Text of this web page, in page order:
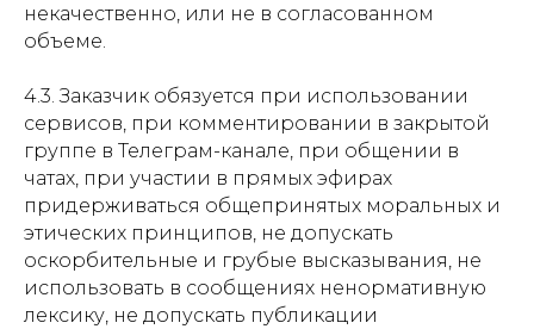
некачественно, или не в согласованном
объеме.
4.3. Заказчик обязуется при использовании
сервисов, при комментировании в закрытой
группе в Телеграм-канале, при общении в
чатах, при участии в прямых эфирах
придерживаться общепринятых моральных и
этических принципов, не допускать
оскорбительные и грубые высказывания, не
использовать в сообщениях ненормативную
лексику, не допускать публикации